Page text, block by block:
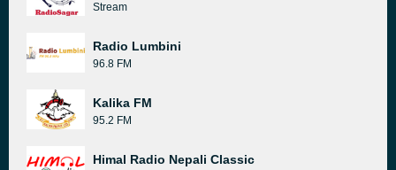
Stream
Radio Lumbini
96.8 FM
Kalika FM
95.2 FM
Himal Radio Nepali Classic